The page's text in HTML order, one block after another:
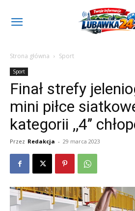
Strona główna Sport
Sport
Finał strefy
mini piłce
kategorii ,,4’’
Przez Redakcja - 29 marca 2023